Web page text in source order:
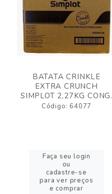
BATATA CRINKLE
EXTRA CRUNCH
SIMPLOT 2,27KG CONG.
Código: 64077
Faça seu login
ou
cadastre-se
para ver preços
e comprar